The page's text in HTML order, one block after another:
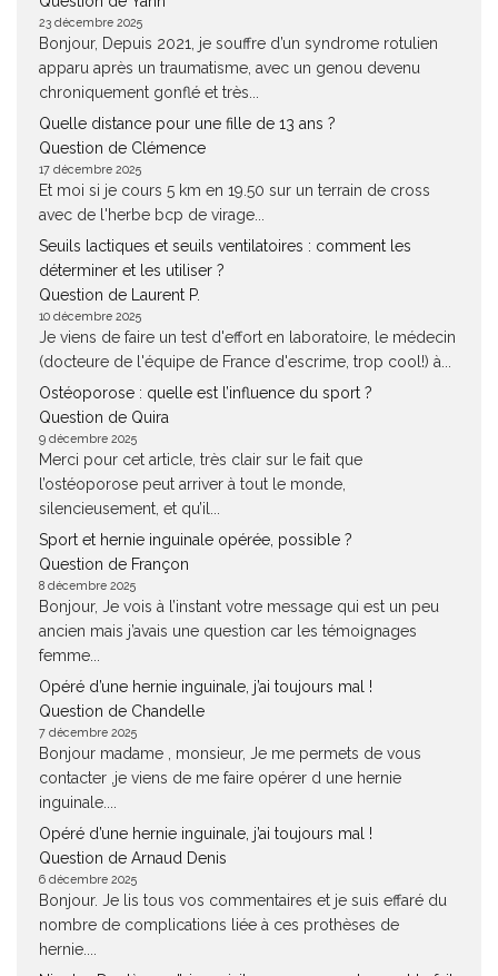
23 décembre 2025
Bonjour, Depuis 2021, je souffre d’un syndrome rotulien
apparu après un traumatisme, avec un genou devenu
chroniquement gonflé et très...
Quelle distance pour une fille de 13 ans ?
Question de Clémence
17 décembre 2025
Et moi si je cours 5 km en 19.50 sur un terrain de cross
avec de l'herbe bcp de virage...
Seuils lactiques et seuils ventilatoires : comment les
déterminer et les utiliser ?
Question de Laurent P.
10 décembre 2025
Je viens de faire un test d'effort en laboratoire, le médecin
(docteure de l'équipe de France d'escrime, trop cool!) à...
Ostéoporose : quelle est l’influence du sport ?
Question de Quira
9 décembre 2025
Merci pour cet article, très clair sur le fait que
l’ostéoporose peut arriver à tout le monde,
silencieusement, et qu’il...
Sport et hernie inguinale opérée, possible ?
Question de Françon
8 décembre 2025
Bonjour, Je vois à l’instant votre message qui est un peu
ancien mais j’avais une question car les témoignages
femme...
Opéré d’une hernie inguinale, j’ai toujours mal !
Question de Chandelle
7 décembre 2025
Bonjour madame , monsieur, Je me permets de vous
contacter ,je viens de me faire opérer d une hernie
inguinale....
Opéré d’une hernie inguinale, j’ai toujours mal !
Question de Arnaud Denis
6 décembre 2025
Bonjour. Je lis tous vos commentaires et je suis effaré du
nombre de complications liée à ces prothèses de
hernie....